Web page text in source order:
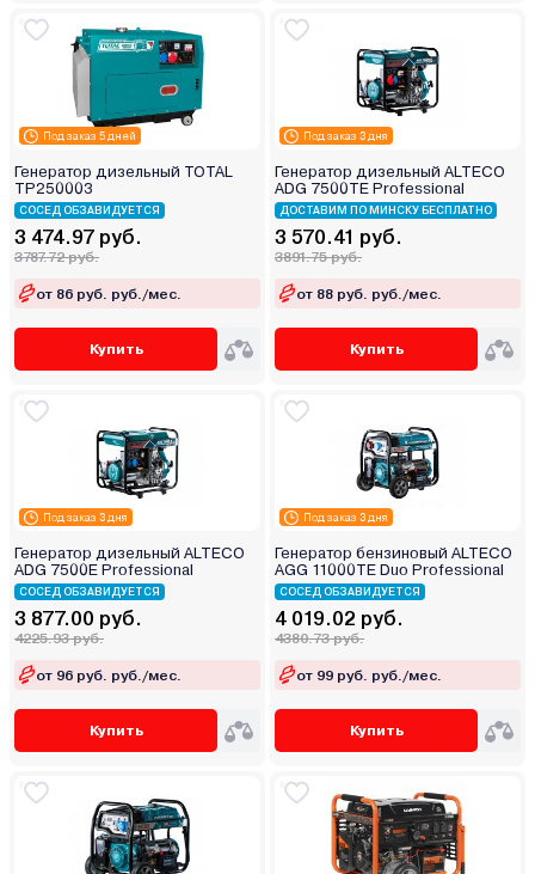
Под заказ 5 дней
Генератор дизельный TOTAL
TP250003
СОСЕД ОБЗАВИДУЕТСЯ
3 474.97 руб.
3787.72 руб.
от 86 руб. руб./мес.
Купить
Под заказ 3 дня
Генератор дизельный ALTECO
ADG 7500TE Professional
ДОСТАВИМ ПО МИНСКУ БЕСПЛАТНО
3 570.41 руб.
3891.75 руб.
от 88 руб. руб./мес.
Купить
Под заказ 3 дня
Генератор дизельный ALTECO
ADG 7500E Professional
СОСЕД ОБЗАВИДУЕТСЯ
3 877.00 руб.
4225.93 руб.
от 96 руб. руб./мес.
Купить
Под заказ 3 дня
Генератор бензиновый ALTECO
AGG 11000TE Duo Professional
СОСЕД ОБЗАВИДУЕТСЯ
4 019.02 руб.
4380.73 руб.
от 99 руб. руб./мес.
Купить